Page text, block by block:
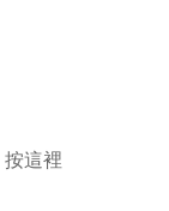
按這裡